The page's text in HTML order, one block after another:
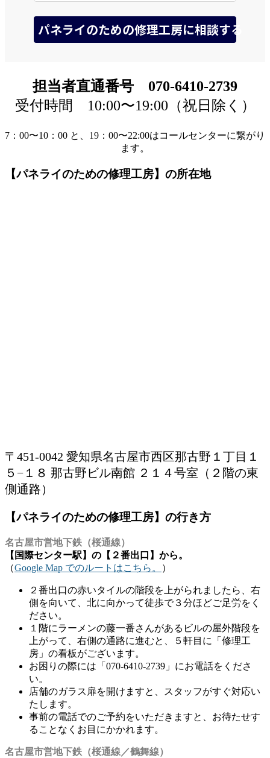
担当者直通番号 070-6410-2739
受付時間 10:00〜19:00（祝日除く）
7：00〜10：00 と、19：00〜22:00はコールセンターに繋がり
ます。
【パネライのための修理工房】の所在地
〒451-0042 愛知県名古屋市西区那古野１丁目１
５−１８ 那古野ビル南館 ２１４号室（２階の東
側通路）
【パネライのための修理工房】の行き方
名古屋市営地下鉄（桜通線）
【国際センター駅】の【２番出口】から。
（Google Map でのルートはこちら。 ）
２番出口の赤いタイルの階段を上がられましたら、右
側を向いて、北に向かって徒歩で３分ほどご足労をく
ださい。
１階にラーメンの藤一番さんがあるビルの屋外階段を
上がって、右側の通路に進むと、５軒目に「修理工
房」の看板がございます。
お困りの際には「070-6410-2739」にお電話をくださ
い。
店舗のガラス扉を開けますと、スタッフがすぐ対応い
たします。
事前の電話でのご予約をいただきますと、お待たせす
ることなくお目にかかれます。
名古屋市営地下鉄（桜通線／鶴舞線）